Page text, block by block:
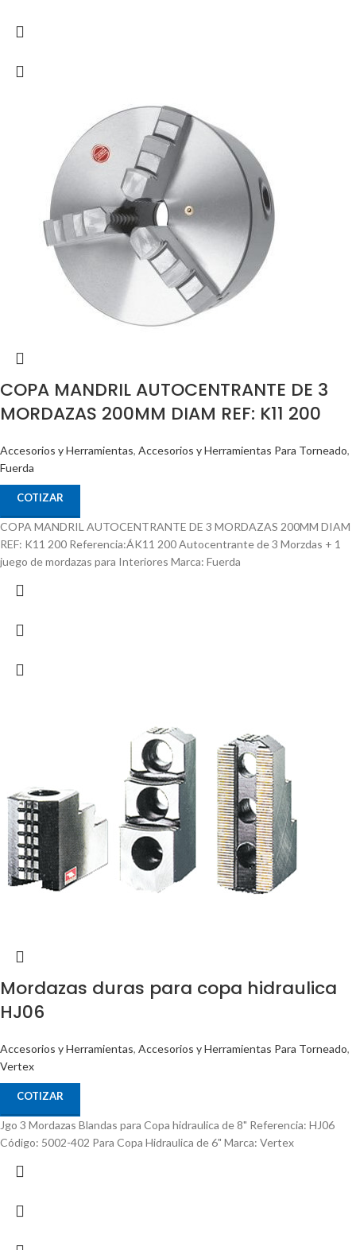
COPA MANDRIL AUTOCENTRANTE DE 3
MORDAZAS 200MM DIAM REF: K11 200
Accesorios y Herramientas, Accesorios y Herramientas Para Torneado,
Fuerda
COTIZAR
COPA MANDRIL AUTOCENTRANTE DE 3 MORDAZAS 200MM DIAM
REF: K11 200 Referencia:ÁK11 200 Autocentrante de 3 Morzdas + 1
juego de mordazas para Interiores Marca: Fuerda
Mordazas duras para copa hidraulica
HJ06
Accesorios y Herramientas, Accesorios y Herramientas Para Torneado,
Vertex
COTIZAR
Jgo 3 Mordazas Blandas para Copa hidraulica de 8" Referencia: HJ06
Código: 5002-402 Para Copa Hidraulica de 6" Marca: Vertex